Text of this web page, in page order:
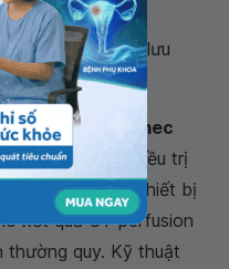
khiến quá trình lưu
Quốc Tế Vinmec
sợi huyết
để điều trị
phổi. Với trang thiết bị
kết quả CT perfusion
quy. Kỹ thuật